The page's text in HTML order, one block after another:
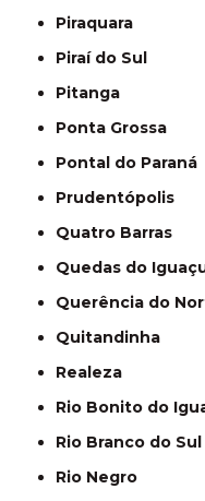
Piraquara
Piraí do Sul
Pitanga
Ponta Grossa
Pontal do Paraná
Prudentópolis
Quatro Barras
Quedas do
Querência do
Quitandinha
Realeza
Rio Bonito do
Rio Branco do Sul
Rio Negro